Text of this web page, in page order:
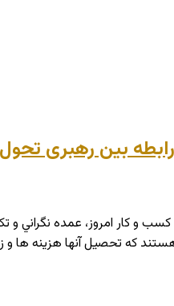
بین رهبری
و کار امروز، عمده نگراني و
که تحصيل آنها هزينه ها و